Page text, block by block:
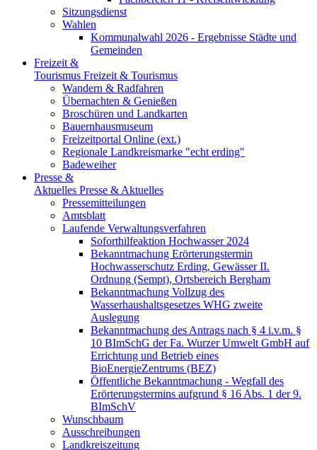
Sitzungsdienst
Wahlen
Kommunalwahl 2026 - Ergebnisse Städte und
Gemeinden
Freizeit &
Tourismus Freizeit & Tourismus
Wandern & Radfahren
Übernachten & Genießen
Broschüren und Landkarten
Bauernhausmuseum
Freizeitportal Online (ext.)
Regionale Landkreismarke "echt erding"
Badeweiher
Presse &
Aktuelles Presse & Aktuelles
Pressemitteilungen
Amtsblatt
Laufende Verwaltungsverfahren
Soforthilfeaktion Hochwasser 2024
Bekanntmachung Erörterungstermin
Hochwasserschutz Erding, Gewässer II.
Ordnung (Sempt), Ortsbereich Bergham
Bekanntmachung Vollzug des
Wasserhaushaltsgesetzes WHG zweite
Auslegung
Bekanntmachung des Antrags nach § 4 i.v.m. §
10 BImSchG der Fa. Wurzer Umwelt GmbH auf
Errichtung und Betrieb eines
BioEnergieZentrums (BEZ)
Öffentliche Bekanntmachung - Wegfall des
Erörterungstermins aufgrund § 16 Abs. 1 der 9.
BImSchV
Wunschbaum
Ausschreibungen
Landkreiszeitung